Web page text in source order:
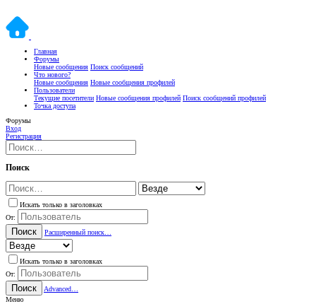
Главная
Форумы
Новые сообщения Поиск сообщений
Что нового?
Новые сообщения Новые сообщения профилей
Пользователи
Текущие посетители Новые сообщения профилей Поиск сообщений профилей
Точка доступа
Форумы
Вход
Регистрация
Поиск
Искать только в заголовках
От:
Поиск Расширенный поиск…
Искать только в заголовках
От:
Поиск
Advanced…
Меню